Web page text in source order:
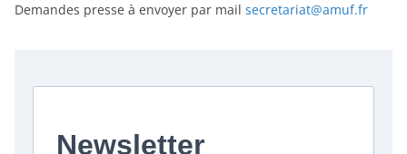
Demandes presse à envoyer par mail secretariat@amuf.fr